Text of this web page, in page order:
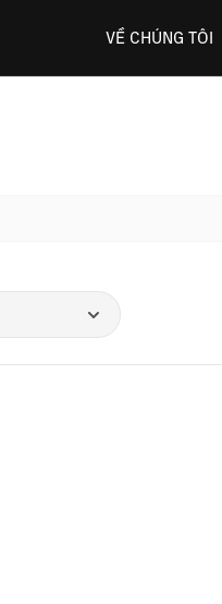
VỀ CHÚNG TÔI